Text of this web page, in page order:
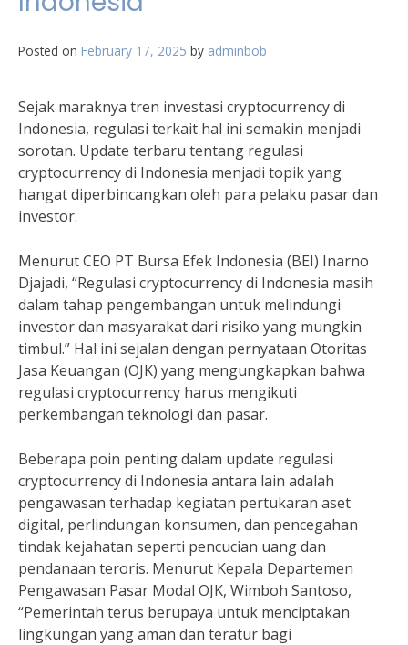
Posted on February 17, 2025 by adminbob
Sejak maraknya tren investasi cryptocurrency di
Indonesia, regulasi terkait hal ini semakin menjadi
sorotan. Update terbaru tentang regulasi
cryptocurrency di Indonesia menjadi topik yang
hangat diperbincangkan oleh para pelaku pasar dan
investor.
Menurut CEO PT Bursa Efek Indonesia (BEI) Inarno
Djajadi, “Regulasi cryptocurrency di Indonesia masih
dalam tahap pengembangan untuk melindungi
investor dan masyarakat dari risiko yang mungkin
timbul.” Hal ini sejalan dengan pernyataan Otoritas
Jasa Keuangan (OJK) yang mengungkapkan bahwa
regulasi cryptocurrency harus mengikuti
perkembangan teknologi dan pasar.
Beberapa poin penting dalam update regulasi
cryptocurrency di Indonesia antara lain adalah
pengawasan terhadap kegiatan pertukaran aset
digital, perlindungan konsumen, dan pencegahan
tindak kejahatan seperti pencucian uang dan
pendanaan teroris. Menurut Kepala Departemen
Pengawasan Pasar Modal OJK, Wimboh Santoso,
“Pemerintah terus berupaya untuk menciptakan
lingkungan yang aman dan teratur bagi